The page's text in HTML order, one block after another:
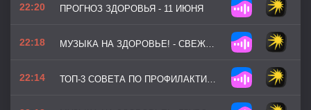
22:20 ПРОГНОЗ ЗДОРОВЬЯ - 11 ИЮНЯ
22:18 МУЗЫКА НА ЗДОРОВЬЕ! - СВЕЖЕСТЬ РАССВЕТА
22:14 ТОП-3 СОВЕТА ПО ПРОФИЛАКТИКЕ - КАК СОХРАНИТЬ ЗДОРОВЬЕ ПРИ СИДЯЧЕЙ РАБОТЕ